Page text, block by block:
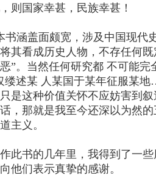
则国家幸甚，民族幸甚！
盖面颇宽，涉及中国现代
其看成历史人物，不存任何
”。当然任何研究都 不可能
缕述某 人某国于某年征服某
是这种价值关怀不应妨害到
，那就是我至今还深以为然
主义。
书的几年里，我得到了一些
他们表示真挚的感谢。